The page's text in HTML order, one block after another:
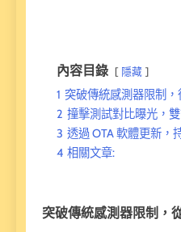
內容目錄 隱藏
1 突破傳統感測器限制
2 撞擊測試對比曝光，
3 透過 OTA 軟體更新，
4 相關文章:
突破傳統感測器限制，